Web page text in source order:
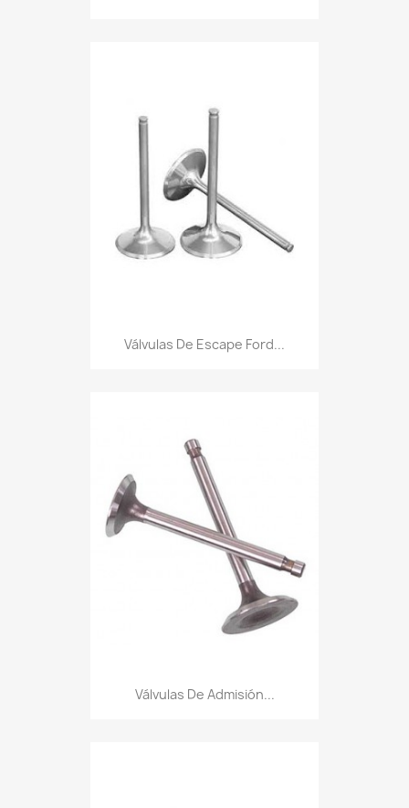
Válvulas De Escape Ford...
Válvulas De Admisión...